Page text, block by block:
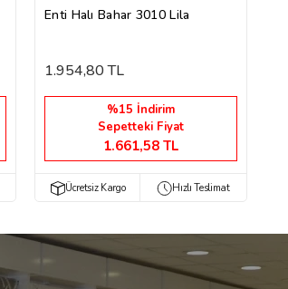
Enti Halı Bahar 3010 Lila
1.954,80 TL
%15 İndirim
Sepetteki Fiyat
1.661,58 TL
Ücretsiz Kargo Hızlı Teslimat